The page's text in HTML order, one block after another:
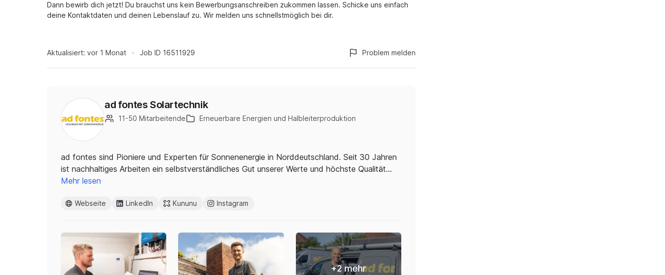
Dann bewirb dich jetzt! Du brauchst uns kein Bewerbungsanschreiben zukommen lassen. Schicke uns einfach
deine Kontaktdaten und deinen Lebenslauf zu. Wir melden uns schnellstmöglich bei dir.
Aktualisiert: vor 1 Monat Job ID 16511929 Problem melden
ad fontes Solartechnik
11-50 Mitarbeitende Erneuerbare Energien und Halbleiterproduktion
ad fontes sind Pioniere und Experten für Sonnenenergie in Norddeutschland. Seit 30 Jahren
ist nachhaltiges Arbeiten ein selbstverständliches Gut unserer Werte und höchste Qualität…
Mehr lesen
Webseite LinkedIn Kununu Instagram
+2 mehr